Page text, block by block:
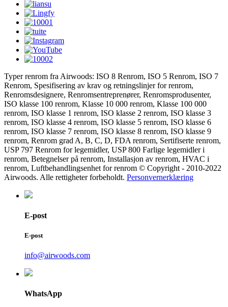
Typer renrom fra Airwoods: ISO 8 Renrom, ISO 5 Renrom, ISO 7
Renrom, Spesifisering av krav og retningslinjer for renrom,
Renromsdesignere, Renromsentreprenører, Renromsprodusenter,
ISO klasse 100 renrom, Klasse 10 000 renrom, Klasse 100 000
renrom, ISO klasse 1 renrom, ISO klasse 2 renrom, ISO klasse 3
renrom, ISO klasse 4 renrom, ISO klasse 5 renrom, ISO klasse 6
renrom, ISO klasse 7 renrom, ISO klasse 8 renrom, ISO klasse 9
renrom, Renrom grad A, B, C, D, FDA renrom, Sertifiserte renrom,
USP 797 Renrom for legemidler, USP 800 Farlige legemidler i
renrom, Betegnelser på renrom, Installasjon av renrom, HVAC i
renrom, Luftbehandlingsenhet for renrom © Copyright - 2010-2022
Airwoods. Alle rettigheter forbeholdt. Personvernerklæring
E-post
E-post
info@airwoods.com
WhatsApp